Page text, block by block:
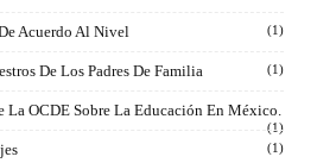
Acuerdo Al Nivel (1)
De Los Padres De Familia (1)
La OCDE Sobre La Educación En México.
(1)
(1)